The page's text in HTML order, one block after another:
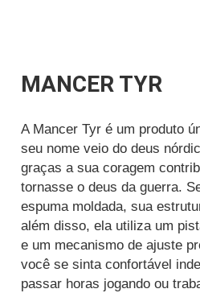
MANCER TYR
A Mancer Tyr é um produto
seu nome veio do deus
graças a sua coragem
tornasse o deus da guerra.
espuma moldada, sua
além disso, ela utiliza um
e um mecanismo de ajuste
você se sinta confortável
passar horas jogando ou